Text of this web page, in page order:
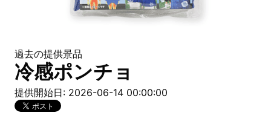
過去の提供景品
冷感ポンチョ
提供開始日: 2026-06-14 00:00:00